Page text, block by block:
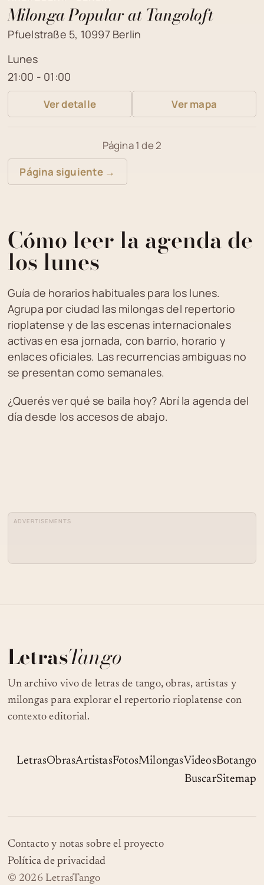
Milonga Popular at Tangoloft
Pfuelstraße 5, 10997 Berlin
Lunes
21:00 - 01:00
Ver detalle Ver mapa
Página 1 de 2
Página siguiente →
Cómo leer la agenda de
los lunes
Guía de horarios habituales para los lunes.
Agrupa por ciudad las milongas del repertorio
rioplatense y de las escenas internacionales
activas en esa jornada, con barrio, horario y
enlaces oficiales. Las recurrencias ambiguas no
se presentan como semanales.
¿Querés ver qué se baila hoy? Abrí la agenda del
día desde los accesos de abajo.
ADVERTISEMENTS
LetrasTango
Un archivo vivo de letras de tango, obras, artistas y
milongas para explorar el repertorio rioplatense con
contexto editorial.
LetrasObrasArtistasFotosMilongasVideosBotango
BuscarSitemap
Contacto y notas sobre el proyecto
Política de privacidad
© 2026 LetrasTango